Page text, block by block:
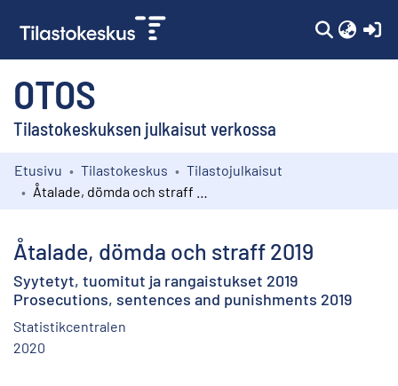
OTOS
Tilastokeskuksen julkaisut verkossa
Kokoelmat
Etusivu Tilastokeskus
Tilastojulkaisut
Åtalade, dömda och straff 2019
Syytetyt, tuomitut ja rangaistukset 2019
Prosecutions, sentences and punishments 2019
Statistikcentralen
2020